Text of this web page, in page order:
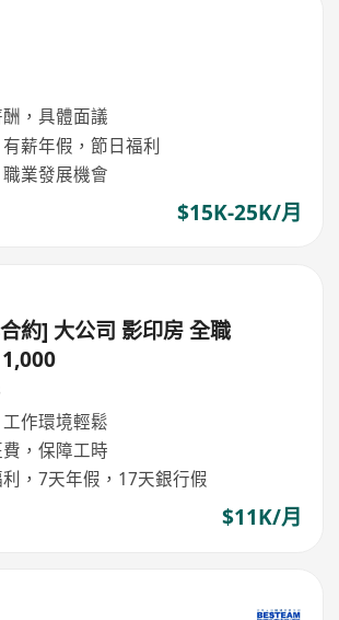
，具體面議
薪年假，節日福利
業發展機會
$15K-25K/月
約] 大公司 影印房 全職
作環境輕鬆
，保障工時
，7天年假，17天銀行假
$11K/月